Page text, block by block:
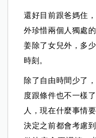
還好目前跟爸媽住
外珍惜兩個人獨處
姜除了女兒外，多
時刻。
除了自由時間少了
度跟條件也不一樣
人，現在什麼事情
決定之前都會考慮